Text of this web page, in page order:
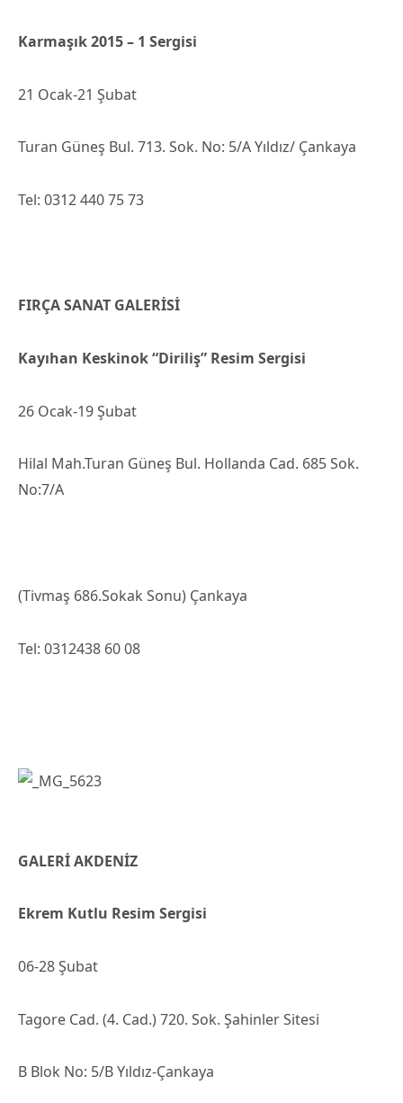
Karmaşık 2015 – 1 Sergisi
21 Ocak-21 Şubat
Turan Güneş Bul. 713. Sok. No: 5/A Yıldız/ Çankaya
Tel: 0312 440 75 73
FIRÇA SANAT GALERİSİ
Kayıhan Keskinok “Diriliş” Resim Sergisi
26 Ocak-19 Şubat
Hilal Mah.Turan Güneş Bul. Hollanda Cad. 685 Sok.
No:7/A
(Tivmaş 686.Sokak Sonu) Çankaya
Tel: 0312438 60 08
GALERİ AKDENİZ
Ekrem Kutlu Resim Sergisi
06-28 Şubat
Tagore Cad. (4. Cad.) 720. Sok. Şahinler Sitesi
B Blok No: 5/B Yıldız-Çankaya